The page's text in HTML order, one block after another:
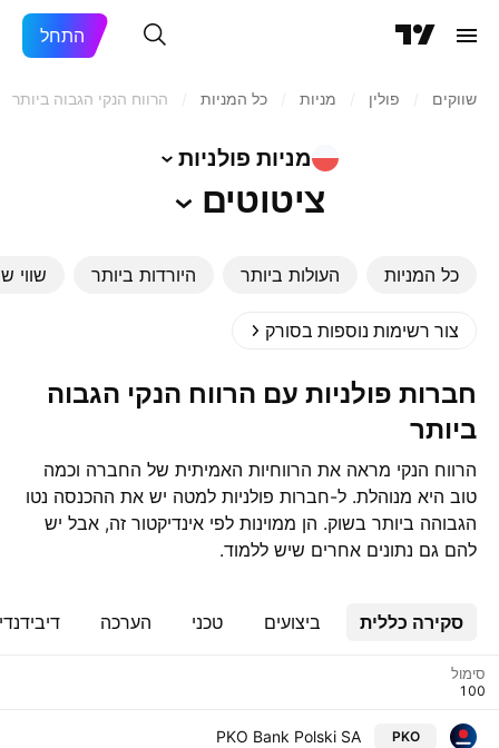
התחל
שווקים פולין מניות‏ כל המניות הרווח הנקי הגבוה ביותר
מניות פולניות
ציטוטים
כל המניות העולות ביותר היורדות ביותר שווי
צור רשימות נוספות בסורק
חברות פולניות עם הרווח הנקי הגבוה
ביותר
הרווח הנקי מראה את הרווחיות האמיתית של החברה וכמה
טוב היא מנוהלת. ל-חברות פולניות למטה יש את ההכנסה נטו
הגבוהה ביותר בשוק. הן ממוינות לפי אינדיקטור זה, אבל יש
להם גם נתונים אחרים שיש ללמוד.
סקירה כללית ביצועים טכני הערכה
סימול
PKO
PKO Bank Polski SA